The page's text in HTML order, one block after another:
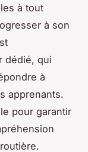
à tout
à son
dédié, qui
à
apprenants.
pour garantir